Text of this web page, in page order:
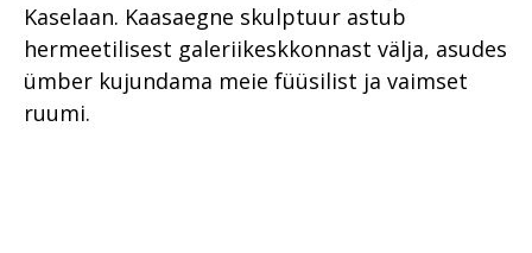
Kaselaan. Kaasaegne skulptuur astub
hermeetilisest galeriikeskkonnast välja, asudes
ümber kujundama meie füüsilist ja vaimset
ruumi.